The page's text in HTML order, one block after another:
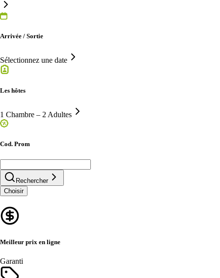
Arrivée / Sortie
Sélectionnez une date
Les hôtes
1 Chambre – 2 Adultes
Cod. Prom
Rechercher
Choisir
Meilleur prix en ligne
Garanti